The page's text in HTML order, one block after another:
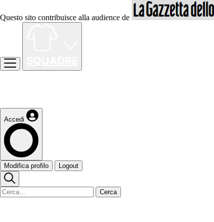
Questo sito contribuisce alla audience de
Accedi
Modifica profilo Logout
Cerca